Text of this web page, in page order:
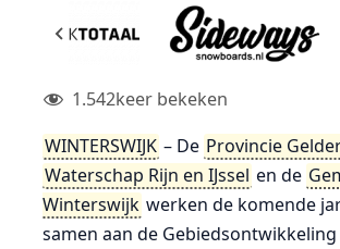
1.542keer bekeken
WINTERSWIJK – De Provincie
Waterschap Rijn en IJssel en de
Winterswijk werken de komende
samen aan de Gebiedsontwikkeling